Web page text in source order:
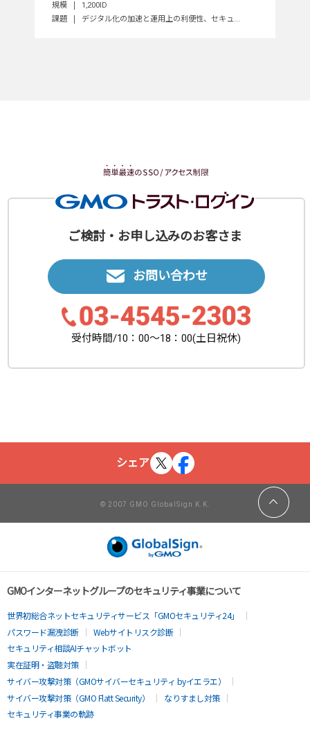
規模
1,200ID
課題
デジタル化の加速と運用上の利便性、セキュ...
ご検討・お申し込みのお客さま
お問い合わせ
受付時間/10：00〜18：00(土日祝休)
シェア
© 2007 GMO GlobalSign K.K.
GMOインターネットグループのセキュリティ事業について
世界初総合ネットセキュリティサービス「GMOセキュリティ24」
パスワード漏洩診断
Webサイトリスク診断
セキュリティ相談AIチャットボット
実在証明・盗聴対策
サイバー攻撃対策（GMOサイバーセキュリティ byイエラエ）
サイバー攻撃対策（GMO Flatt Security）
なりすまし対策
セキュリティ事業の軌跡